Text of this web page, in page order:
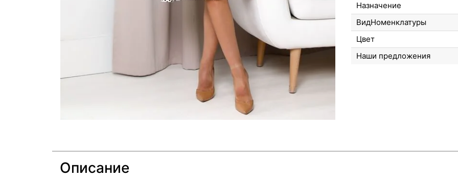
Назначение
ВидНоменклатуры
Цвет
Наши предложения
Описание